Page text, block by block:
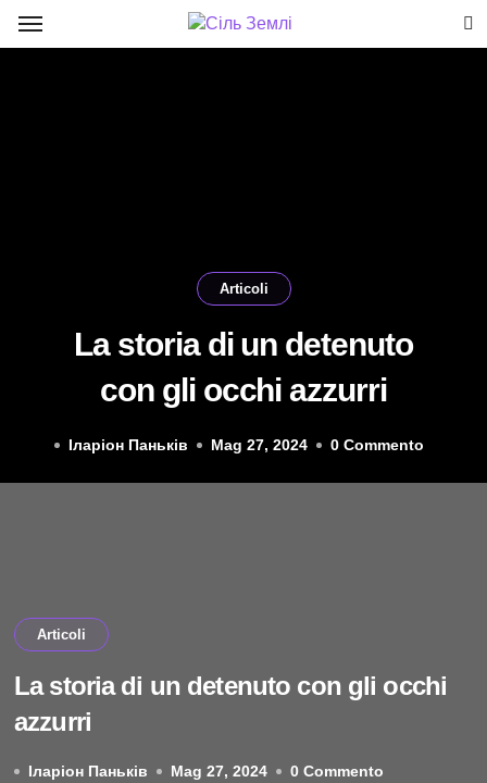
Articoli
La storia di un detenuto
con gli occhi azzurri
Іларіон Паньків Mag 27, 2024 0 Commento
Articoli
La storia di un detenuto con gli occhi
azzurri
Іларіон Паньків Mag 27, 2024 0 Commento